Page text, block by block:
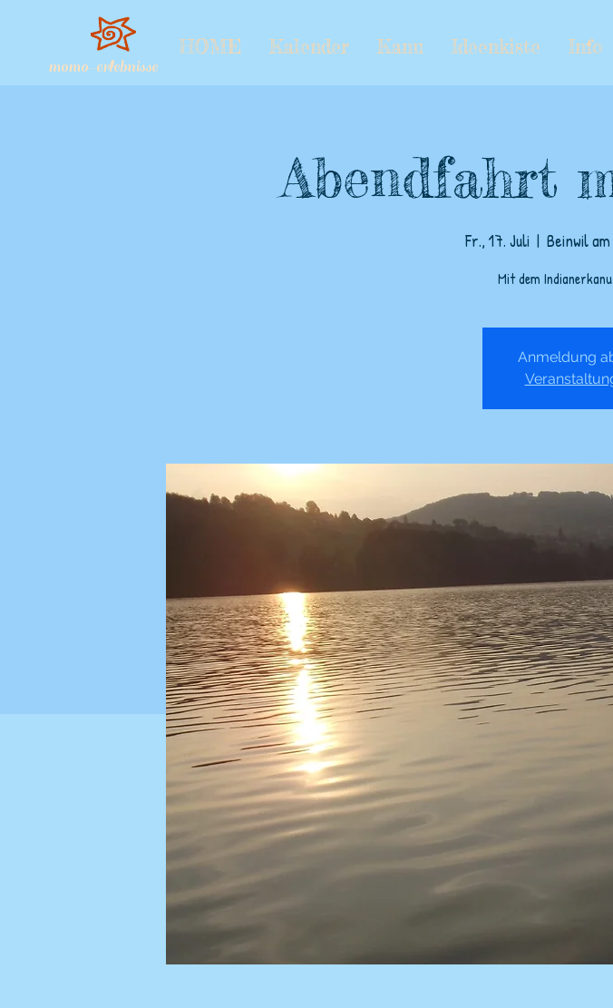
momo-erlebnisse
HOME Kalender Kanu Ideenkiste Info
Abendfahrt
Fr., 17. Juli
  |
Beinwil
Mit dem
Anmeldung